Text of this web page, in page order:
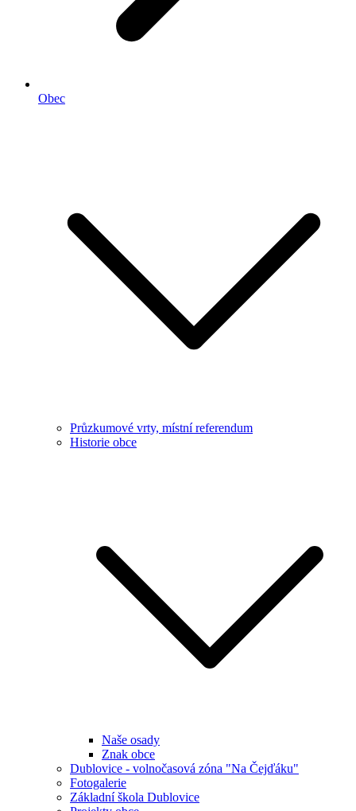
Obec
Průzkumové vrty, místní referendum
Historie obce
Naše osady
Znak obce
Dublovice - volnočasová zóna "Na Čejďáku"
Fotogalerie
Základní škola Dublovice